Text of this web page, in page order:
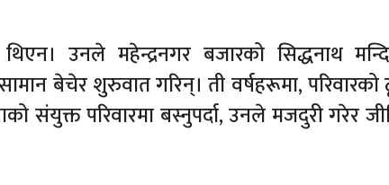
उनले महेन्द्रनगर बजारको सिद्धनाथ
बेचेर शुरुवात गरिन्। ती वर्षहरूमा,
संयुक्त परिवारमा बस्नुपर्दा, उनले मजदुरी गरेर